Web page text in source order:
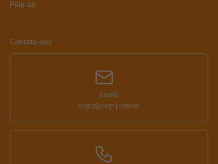
Filie-se
Contate-nos
Email:
cvgrj@cvgrj.com.br